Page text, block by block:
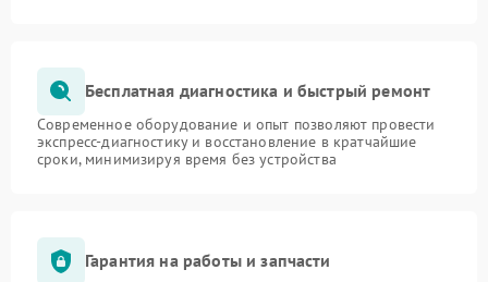
Бесплатная диагностика и быстрый ремонт
Современное оборудование и опыт позволяют провести
экспресс-диагностику и восстановление в кратчайшие
сроки, минимизируя время без устройства
Гарантия на работы и запчасти